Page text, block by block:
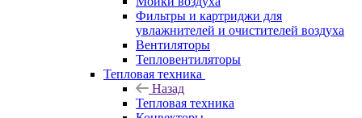
Фильтры и картриджи для
увлажнителей и очистителей воздуха
Вентиляторы
Тепловентиляторы
Тепловая техника
Назад
Тепловая техника